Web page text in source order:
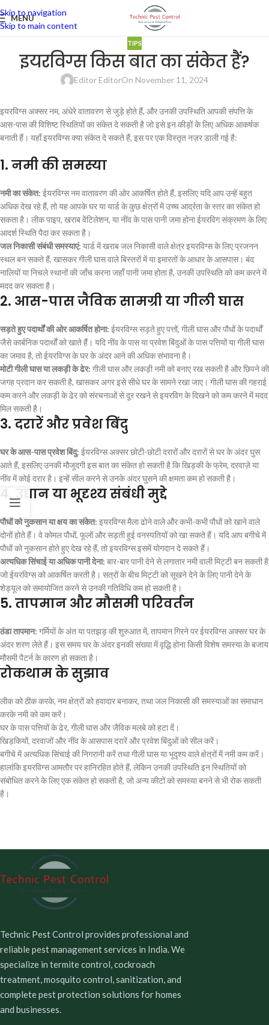
Skip to navigation
Skip to main content
MENU
TIPS
इयरविग्स किस बात का संकेत हैं?
Editor EditorOn November 11, 2024
इयरविग्स अक्सर नम, अंधेरे वातावरण से जुड़े होते हैं, और उनकी उपस्थिति आपकी संपत्ति के
आस-पास की विशिष्ट स्थितियों का संकेत दे सकती है जो इसे इन कीड़ों के लिए अधिक आकर्षक
बनाती हैं। यहाँ इयरविग्स क्या संकेत दे सकते हैं, इस पर एक विस्तृत नज़र डाली गई है:
1.नमी की समस्या
नमी का संकेत: ईयरविग्स नम वातावरण की ओर आकर्षित होते हैं, इसलिए यदि आप उन्हें बहुत
अधिक देख रहे हैं, तो यह आपके घर या यार्ड के कुछ क्षेत्रों में उच्च आर्द्रता के स्तर का संकेत हो
सकता है। लीक पाइप, खराब वेंटिलेशन, या नींव के पास पानी जमा होना ईयरविग संक्रमण के लिए
आदर्श स्थिति पैदा कर सकता है।
जल निकासी संबंधी समस्याएं: यार्ड में खराब जल निकासी वाले क्षेत्र इयरविग्स के लिए प्रजनन
स्थल बन सकते हैं, खासकर गीली घास वाले बिस्तरों में या इमारतों के आधार के आसपास। बंद
नालियों या निचले स्थानों की जाँच करना जहाँ पानी जमा होता है, उनकी उपस्थिति को कम करने में
मदद कर सकता है।
2. आस-पास जैविक सामग्री या गीली घास
सड़ते हुए पदार्थों की ओर आकर्षित होना: ईयरविग्स सड़ते हुए पत्तों, गीली घास और पौधों के पदार्थों
जैसे कार्बनिक पदार्थों को खाते हैं। यदि नींव के पास या प्रवेश बिंदुओं के पास पत्तियों या गीली घास
का जमाव है, तो ईयरविग्स के घर के अंदर आने की अधिक संभावना है।
मोटी गीली घास या लकड़ी के ढेर: गीली घास और लकड़ी नमी को बनाए रख सकती है और छिपने की
जगह प्रदान कर सकती है, खासकर अगर इसे सीधे घर के सामने रखा जाए। गीली घास की गहराई
कम करने और लकड़ी के ढेर को संरचनाओं से दूर रखने से इयरविग के दिखने को कम करने में मदद
मिल सकती है।
3.दरारें और प्रवेश बिंदु
घर के आस-पास प्रवेश बिंदु: ईयरविग्स अक्सर छोटी-छोटी दरारों और दरारों से घर के अंदर घुस
आते हैं, इसलिए उनकी मौजूदगी इस बात का संकेत हो सकती है कि खिड़की के फ्रेम, दरवाज़े या
नींव में कोई दरार है। इन्हें सील करने से उनके अंदर घुसने की क्षमता कम हो सकती है।
4.उद्यान या भूदृश्य संबंधी मुद्दे
पौधों को नुकसान या क्षय का संकेत: इयरविग्स मैला ढोने वाले और कभी-कभी पौधों को खाने वाले
दोनों होते हैं। वे कोमल पौधों, फूलों और सड़ती हुई वनस्पतियों को खा सकते हैं। यदि आप बगीचे में
पौधों को नुकसान होते हुए देख रहे हैं, तो इयरविग्स इसमें योगदान दे सकते हैं।
अत्यधिक सिंचाई या अधिक पानी देना: बार-बार पानी देने से लगातार नमी वाली मिट्टी बन सकती है
जो ईयरविग्स को आकर्षित करती है। सत्रों के बीच मिट्टी को सूखने देने के लिए पानी देने के
शेड्यूल को समायोजित करने से उनकी गतिविधि कम हो सकती है।
5.तापमान और मौसमी परिवर्तन
ठंडा तापमान: गर्मियों के अंत या पतझड़ की शुरुआत में, तापमान गिरने पर ईयरविग्स अक्सर घर के
अंदर शरण लेते हैं। इस समय घर के अंदर इनकी संख्या में वृद्धि होना किसी विशेष समस्या के बजाय
मौसमी पैटर्न के कारण हो सकता है।
रोकथाम के सुझाव
लीक को ठीक करके, नम क्षेत्रों को हवादार बनाकर, तथा जल निकासी की समस्याओं का समाधान
करके नमी को कम करें।
घर के पास पत्तियों के ढेर, गीली घास और जैविक मलबे को हटा दें।
खिड़कियों, दरवाजों और नींव के आसपास दरारें और प्रवेश बिंदुओं को सील करें।
बगीचे में अत्यधिक सिंचाई की निगरानी करें तथा गीली घास या भूदृश्य वाले क्षेत्रों में नमी कम करें।
हालांकि इयरविग्स आमतौर पर हानिरहित होते हैं, लेकिन उनकी उपस्थिति इन स्थितियों को
संबोधित करने के लिए एक संकेत हो सकती है, जो अन्य कीटों को समस्या बनने से भी रोक सकती
है।
Technic Pest Control provides professional and
reliable pest management services in India. We
specialize in termite control, cockroach
treatment, mosquito control, sanitization, and
complete pest protection solutions for homes
and businesses.